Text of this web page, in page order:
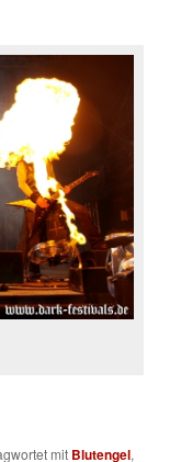
mit Blutengel,